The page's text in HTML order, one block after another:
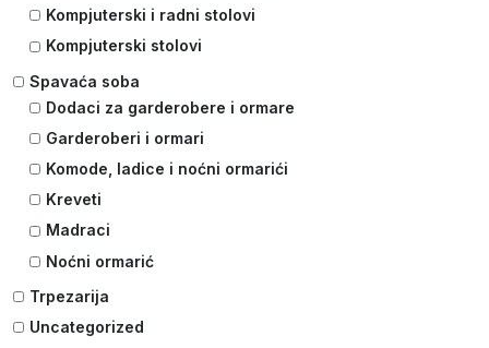
Kompjuterski i radni stolovi
Kompjuterski stolovi
Spavaća soba
Dodaci za garderobere i ormare
Garderoberi i ormari
Komode, ladice i noćni ormarići
Kreveti
Madraci
Noćni ormarić
Trpezarija
Uncategorized